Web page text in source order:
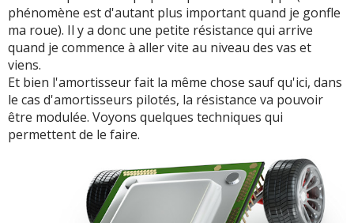
phénomène est d'autant plus important quand je gonfle
ma roue). Il y a donc une petite résistance qui arrive
quand je commence à aller vite au niveau des vas et
viens.
Et bien l'amortisseur fait la même chose sauf qu'ici, dans
le cas d'amortisseurs pilotés, la résistance va pouvoir
être modulée. Voyons quelques techniques qui
permettent de le faire.